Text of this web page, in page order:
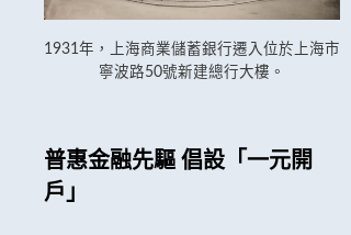
1931年，上海商業儲蓄銀行遷入位於上海市
寧波路50號新建總行大樓。
普惠金融先驅 倡設「一元開
戶」